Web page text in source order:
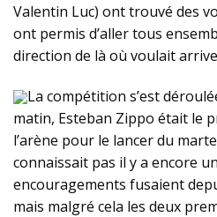
Valentin Luc) ont trouvé des
ont permis d’aller tous
direction de là où voulait
La compétition s’est
matin, Esteban Zippo était le
l’arène pour le lancer du
connaissait pas il y a encore
encouragements fusaient
mais malgré cela les deux